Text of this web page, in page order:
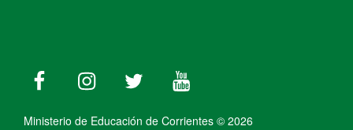
Ministerio de Educación de Corrientes © 2026